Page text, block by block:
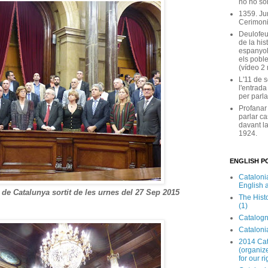
Catalunya sortit de les urnes del 27 Sep 2015
1359.
de la
els
(vídeo 2
L'11 de
l'entrada
per
parlar
davant
1924.
ENGLISH
English
The
(1)
2014
for our